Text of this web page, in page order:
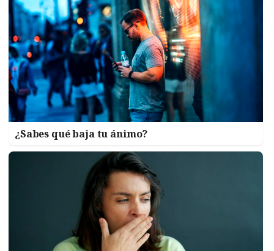
¿Sabes qué baja tu ánimo?